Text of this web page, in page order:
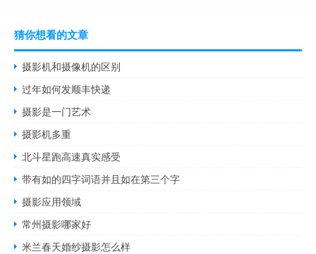
猜你想看的文章
摄影机和摄像机的区别
过年如何发顺丰快递
摄影是一门艺术
摄影机多重
北斗星跑高速真实感受
带有如的四字词语并且如在第三个字
摄影应用领域
常州摄影哪家好
米兰春天婚纱摄影怎么样